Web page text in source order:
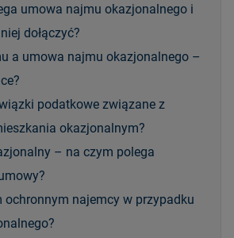
umowa najmu okazjonalnego i
dołączyć?
a umowa najmu okazjonalnego –
podatkowe związane z
okazjonalnym?
– na czym polega
ochronnym najemcy w przypadku